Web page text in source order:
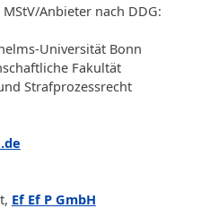
Anbieter nach DDG:
Universität Bonn
Fakultät
Strafprozessrecht
Ef Ef P GmbH